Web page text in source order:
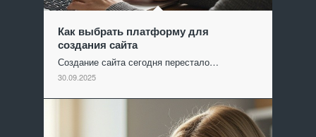
Как выбрать платформу для
создания сайта
Создание сайта сегодня перестало…
30.09.2025